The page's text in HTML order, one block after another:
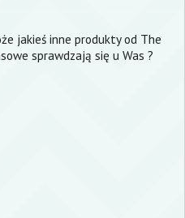
jakieś inne produkty od The
sprawdzają się u Was ?